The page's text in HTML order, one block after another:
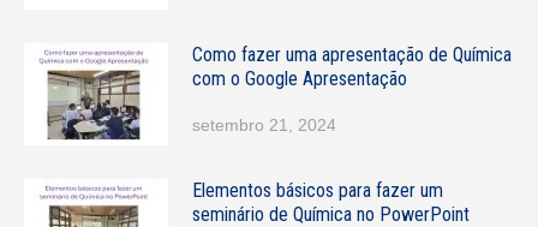
Como fazer uma apresentação de Química
com o Google Apresentação
setembro 21, 2024
Elementos básicos para fazer um
seminário de Química no PowerPoint